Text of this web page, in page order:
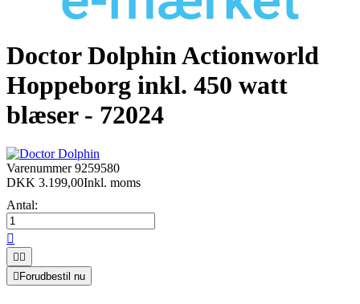
Doctor Dolphin Actionworld
Hoppeborg inkl. 450 watt
blæser - 72024
Varenummer9259580
DKK 3.199,00Inkl. moms
Antal:

 
 Forudbestil nu